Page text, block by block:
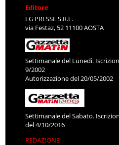
Editore
LG PRESSE S.R.L.
via Festaz, 52 11100 AOSTA
Settimanale del Lunedì.
9/2002
Autorizzazione del 20/05/2002
Settimanale del Sabato.
del 4/10/2016
REDAZIONE